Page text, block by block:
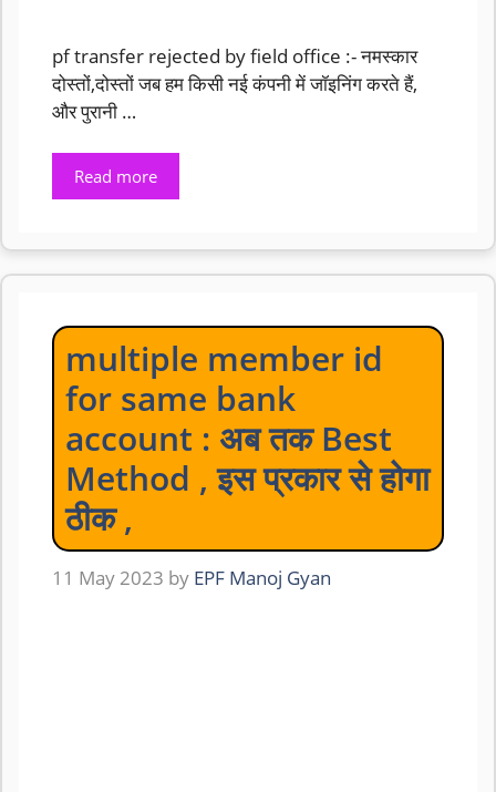
pf transfer rejected by field office :- नमस्कार
दोस्तों,दोस्तों जब हम किसी नई कंपनी में जॉइनिंग करते हैं,
और पुरानी …
Read more
multiple member id
for same bank
account : अब तक Best
Method , इस प्रकार से होगा
ठीक ,
11 May 2023 by EPF Manoj Gyan